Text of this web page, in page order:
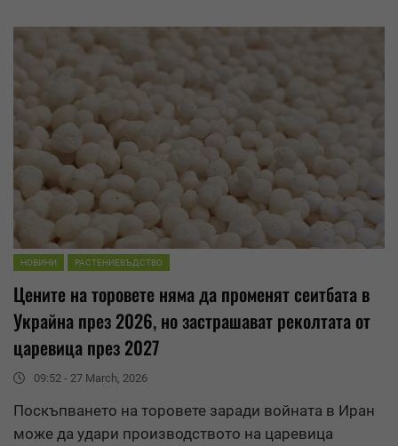
НОВИНИ РАСТЕНИЕВЪДСТВО
Цените на торовете няма да променят сеитбата в
Украйна през 2026, но застрашават реколтата от
царевица през 2027
09:52 - 27 March, 2026
Поскъпването на торовете заради войната в Иран
може да удари производството на царевица